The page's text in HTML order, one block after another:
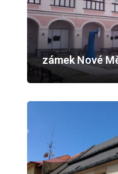
zámek Nové